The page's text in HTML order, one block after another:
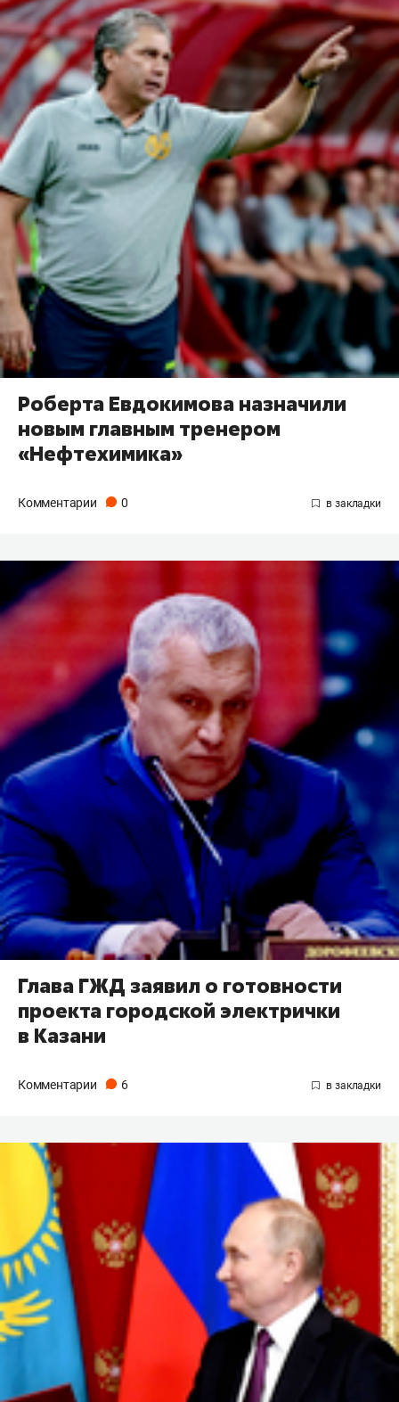
Роберта Евдокимова назначили
новым главным тренером
«Нефтехимика»
Комментарии 0
Глава ГЖД заявил о готовности
проекта городской электрички
в Казани
Комментарии 6